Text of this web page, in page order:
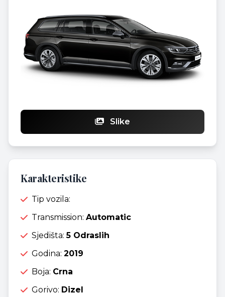
Slike
Karakteristike
Tip vozila:
Transmission: Automatic
Sjedišta:5 Odraslih
Godina: 2019
Boja: Crna
Gorivo: Dizel